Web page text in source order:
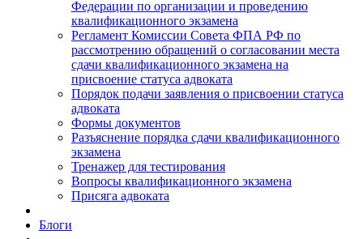
Федерации по организации и проведению
квалификационного экзамена
Регламент Комиссии Совета ФПА РФ по
рассмотрению обращений о согласовании места
сдачи квалификационного экзамена на
присвоение статуса адвоката
Порядок подачи заявления о присвоении статуса
адвоката
Формы документов
Разъяснение порядка сдачи квалификационного
экзамена
Тренажер для тестирования
Вопросы квалификационного экзамена
Присяга адвоката
Блоги